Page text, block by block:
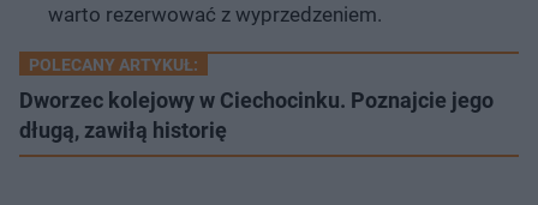
warto rezerwować z wyprzedzeniem.
POLECANY ARTYKUŁ:
Dworzec kolejowy w Ciechocinku. Poznajcie jego
długą, zawiłą historię